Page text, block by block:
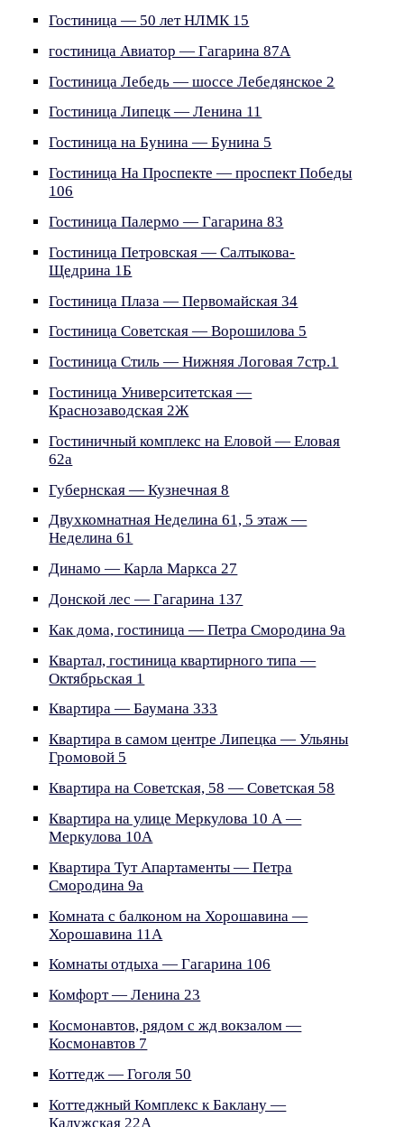
Гостиница — 50 лет НЛМК 15
гостиница Авиатор — Гагарина 87А
Гостиница Лебедь — шоссе Лебедянское 2
Гостиница Липецк — Ленина 11
Гостиница на Бунина — Бунина 5
Гостиница На Проспекте — проспект Победы
106
Гостиница Палермо — Гагарина 83
Гостиница Петровская — Салтыкова-
Щедрина 1Б
Гостиница Плаза — Первомайская 34
Гостиница Советская — Ворошилова 5
Гостиница Стиль — Нижняя Логовая 7стр.1
Гостиница Университетская —
Краснозаводская 2Ж
Гостиничный комплекс на Еловой — Еловая
62а
Губернская — Кузнечная 8
Двухкомнатная Неделина 61, 5 этаж —
Неделина 61
Динамо — Карла Маркса 27
Донской лес — Гагарина 137
Как дома, гостиница — Петра Смородина 9а
Квартал, гостиница квартирного типа —
Октябрьская 1
Квартира — Баумана 333
Квартира в самом центре Липецка — Ульяны
Громовой 5
Квартира на Советская, 58 — Советская 58
Квартира на улице Меркулова 10 А —
Меркулова 10А
Квартира Тут Апартаменты — Петра
Смородина 9a
Комната с балконом на Хорошавина —
Хорошавина 11A
Комнаты отдыха — Гагарина 106
Комфорт — Ленина 23
Космонавтов, рядом с жд вокзалом —
Космонавтов 7
Коттедж — Гоголя 50
Коттеджный Комплекс к Баклану —
Калужская 22А